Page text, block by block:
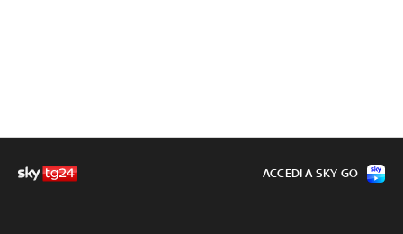
ACCEDI A SKY GO